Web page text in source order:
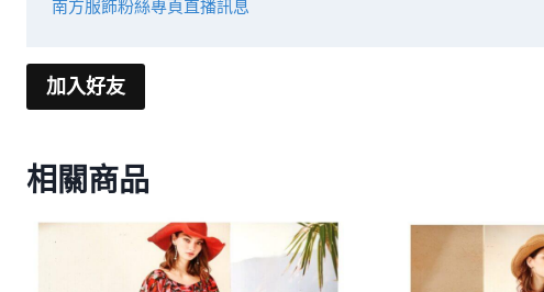
南方服飾粉絲專頁直播訊息
加入好友
相關商品